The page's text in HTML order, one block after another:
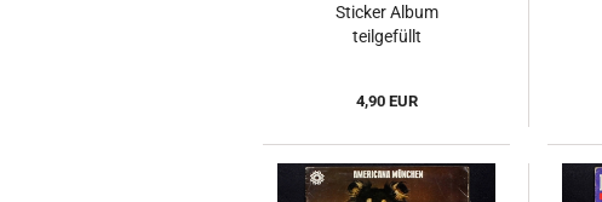
Sticker Album
teilgefüllt
4,90 EUR